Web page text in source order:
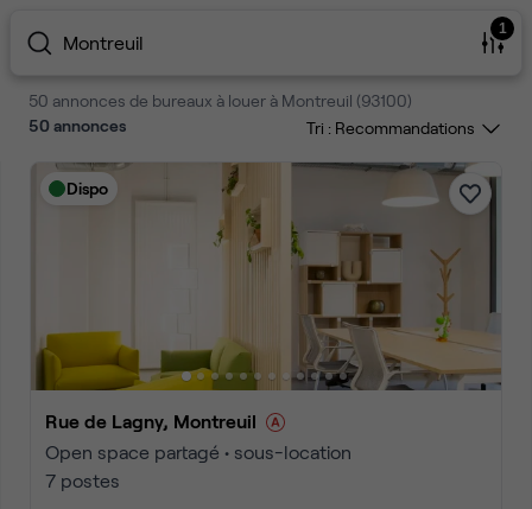
Montreuil
1
50 annonces de bureaux à louer à Montreuil (93100)
50 annonces Tri :
Dispo
Rue de Lagny, Montreuil
Open space partagé • sous-location
7 postes